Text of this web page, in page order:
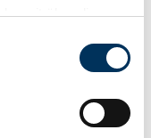
über die
Lage